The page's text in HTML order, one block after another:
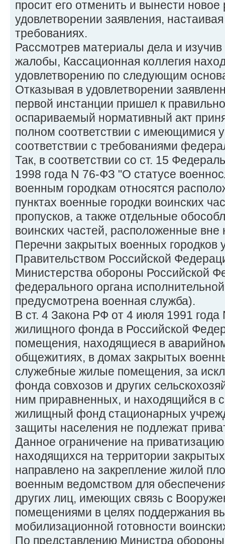
просит его отменить и вынести
удовлетворении заявления,
требованиях.
Рассмотрев материалы дела и
жалобы, Кассационная коллегия
удовлетворению по следующим
Отказывая в удовлетворении
первой инстанции пришел к
оспариваемый нормативный акт
полном соответствии с имеющимися
соответствии с требованиями
Так, в соответствии со ст. 15
1998 года N 76-ФЗ "О статусе
военным городкам относятся
пунктах военные городки воинских
пропусков, а также отдельные
воинских частей, расположенные вне
Перечни закрытых военных городков
Правительством Российской
Министерства обороны Российской
федерального органа
предусмотрена военная служба).
В ст. 4 Закона РФ от 4 июля 1991
жилищного фонда в Российской
помещения, находящиеся в
общежитиях, в домах закрытых
служебные жилые помещения, за
фонда совхозов и других
ним приравненных, и находящийся в
жилищный фонд стационарных
защиты населения не подлежат
Данное ограничение на
находящихся на территории
направлено на закрепление жилой
военным ведомством для
других лиц, имеющих связь с
помещениями в целях поддержания
мобилизационной готовности
По представлению Министра